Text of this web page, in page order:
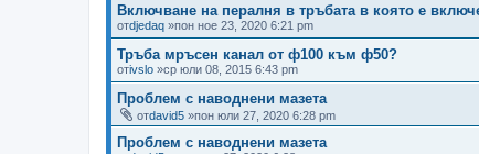
Включване на пералня в тръбата в която е
отdjedaq »пон ное 23, 2020 6:21 pm
Тръба мръсен канал от ф100 към ф50?
отivslo »ср юли 08, 2015 6:43 pm
Проблем с наводнени мазета
отdavid5 »пон юли 27, 2020 6:28 pm
Проблем с наводнени мазета